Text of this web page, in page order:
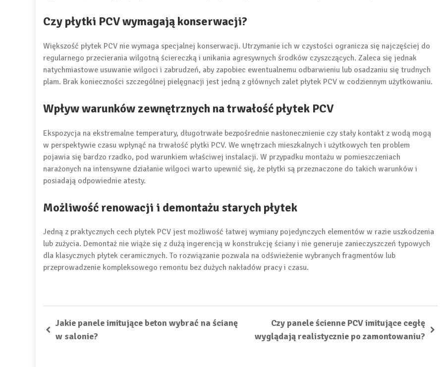
Czy płytki PCV wymagają konserwacji?
Większość płytek PCV nie wymaga specjalnej konserwacji. Utrzymanie ich w czystości ogranicza się najczęściej do
regularnego przecierania wilgotną ściereczką i unikania agresywnych środków czyszczących. Zaleca się jednak
natychmiastowe usuwanie wilgoci i zabrudzeń, aby zapobiec ewentualnemu odbarwieniu lub osadzaniu się trudnych
plam. Brak konieczności szczególnej pielęgnacji jest jedną z głównych zalet płytek PCV w codziennym użytkowaniu.
Wpływ warunków zewnętrznych na trwałość płytek PCV
Ekspozycja na ekstremalne temperatury, długotrwałe bezpośrednie nasłonecznienie czy stały kontakt z wodą mogą
w perspektywie czasu wpłynąć na trwałość płytki PCV. We wnętrzach mieszkalnych i użytkowych ten problem
pojawia się bardzo rzadko, pod warunkiem właściwej instalacji. W przypadku montażu w pomieszczeniach
narażonych na intensywne działanie wilgoci warto upewnić się, że płytki są przeznaczone do takich warunków i
posiadają odpowiednie atesty.
Możliwość renowacji i demontażu starych płytek
Jedną z praktycznych cech płytek PCV jest możliwość łatwej wymiany pojedynczych elementów w razie uszkodzenia
lub zużycia. Demontaż nie wiąże się z dużą ingerencją w konstrukcję ściany i nie generuje zanieczyszczeń typowych
dla klasycznych płytek ceramicznych. To rozwiązanie pozwala na odświeżenie wybranych fragmentów lub
przeprowadzenie kompleksowego remontu bez dużych nakładów pracy i czasu.
Jakie panele imitujące beton wybrać na ścianę
w salonie?
Czy panele ścienne PCV imitujące cegłę
wyglądają realistycznie po zamontowaniu?